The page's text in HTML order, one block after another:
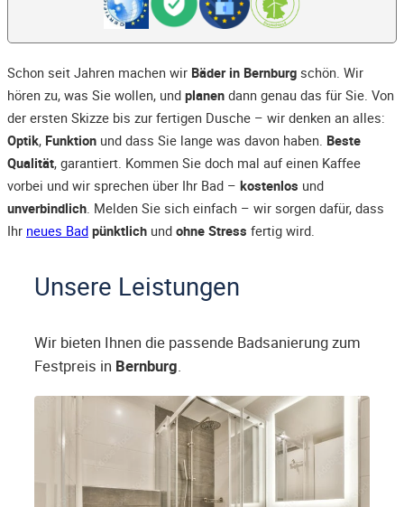
Schon seit Jahren machen wir Bäder in Bernburg schön. Wir
hören zu, was Sie wollen, und planen dann genau das für Sie. Von
der ersten Skizze bis zur fertigen Dusche – wir denken an alles:
Optik, Funktion und dass Sie lange was davon haben. Beste
Qualität, garantiert. Kommen Sie doch mal auf einen Kaffee
vorbei und wir sprechen über Ihr Bad – kostenlos und
unverbindlich. Melden Sie sich einfach – wir sorgen dafür, dass
Ihr neues Bad pünktlich und ohne Stress fertig wird.
Unsere Leistungen
Wir bieten Ihnen die passende Badsanierung zum
Festpreis in Bernburg.